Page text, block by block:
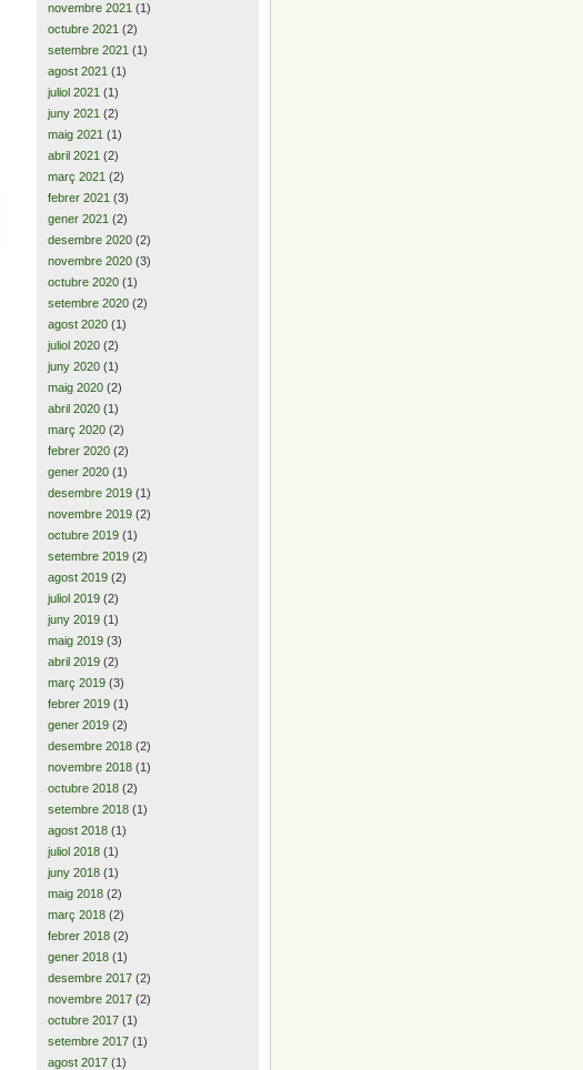
novembre 2021 (1)
octubre 2021 (2)
setembre 2021 (1)
agost 2021 (1)
juliol 2021 (1)
juny 2021 (2)
maig 2021 (1)
abril 2021 (2)
març 2021 (2)
febrer 2021 (3)
gener 2021 (2)
desembre 2020 (2)
novembre 2020 (3)
octubre 2020 (1)
setembre 2020 (2)
agost 2020 (1)
juliol 2020 (2)
juny 2020 (1)
maig 2020 (2)
abril 2020 (1)
març 2020 (2)
febrer 2020 (2)
gener 2020 (1)
desembre 2019 (1)
novembre 2019 (2)
octubre 2019 (1)
setembre 2019 (2)
agost 2019 (2)
juliol 2019 (2)
juny 2019 (1)
maig 2019 (3)
abril 2019 (2)
març 2019 (3)
febrer 2019 (1)
gener 2019 (2)
desembre 2018 (2)
novembre 2018 (1)
octubre 2018 (2)
setembre 2018 (1)
agost 2018 (1)
juliol 2018 (1)
juny 2018 (1)
maig 2018 (2)
març 2018 (2)
febrer 2018 (2)
gener 2018 (1)
desembre 2017 (2)
novembre 2017 (2)
octubre 2017 (1)
setembre 2017 (1)
agost 2017 (1)